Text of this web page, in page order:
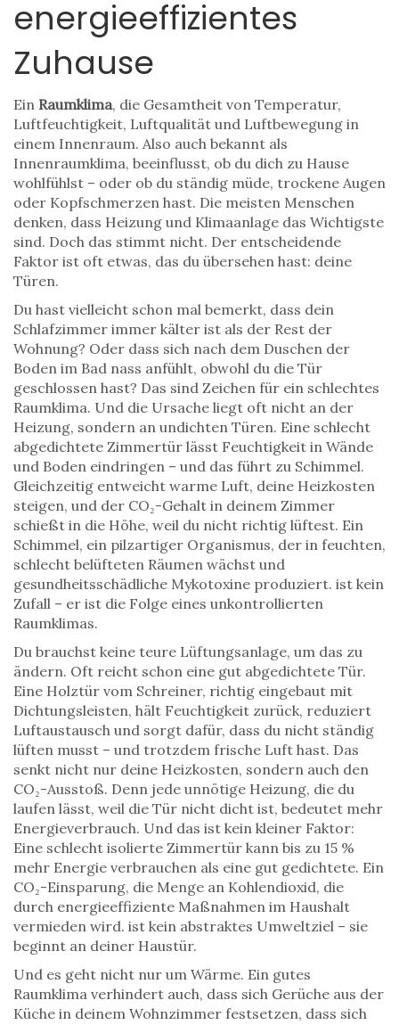
energieeffizientes
Zuhause
Ein Raumklima, die Gesamtheit von Temperatur,
Luftfeuchtigkeit, Luftqualität und Luftbewegung in
einem Innenraum. Also auch bekannt als
Innenraumklima, beeinflusst, ob du dich zu Hause
wohlfühlst – oder ob du ständig müde, trockene Augen
oder Kopfschmerzen hast. Die meisten Menschen
denken, dass Heizung und Klimaanlage das Wichtigste
sind. Doch das stimmt nicht. Der entscheidende
Faktor ist oft etwas, das du übersehen hast: deine
Türen.
Du hast vielleicht schon mal bemerkt, dass dein
Schlafzimmer immer kälter ist als der Rest der
Wohnung? Oder dass sich nach dem Duschen der
Boden im Bad nass anfühlt, obwohl du die Tür
geschlossen hast? Das sind Zeichen für ein schlechtes
Raumklima. Und die Ursache liegt oft nicht an der
Heizung, sondern an undichten Türen. Eine schlecht
abgedichtete Zimmertür lässt Feuchtigkeit in Wände
und Boden eindringen – und das führt zu Schimmel.
Gleichzeitig entweicht warme Luft, deine Heizkosten
steigen, und der CO₂-Gehalt in deinem Zimmer
schießt in die Höhe, weil du nicht richtig lüftest. Ein
Schimmel, ein pilzartiger Organismus, der in feuchten,
schlecht belüfteten Räumen wächst und
gesundheitsschädliche Mykotoxine produziert. ist kein
Zufall – er ist die Folge eines unkontrollierten
Raumklimas.
Du brauchst keine teure Lüftungsanlage, um das zu
ändern. Oft reicht schon eine gut abgedichtete Tür.
Eine Holztür vom Schreiner, richtig eingebaut mit
Dichtungsleisten, hält Feuchtigkeit zurück, reduziert
Luftaustausch und sorgt dafür, dass du nicht ständig
lüften musst – und trotzdem frische Luft hast. Das
senkt nicht nur deine Heizkosten, sondern auch den
CO₂-Ausstoß. Denn jede unnötige Heizung, die du
laufen lässt, weil die Tür nicht dicht ist, bedeutet mehr
Energieverbrauch. Und das ist kein kleiner Faktor:
Eine schlecht isolierte Zimmertür kann bis zu 15 %
mehr Energie verbrauchen als eine gut gedichtete. Ein
CO₂-Einsparung, die Menge an Kohlendioxid, die
durch energieeffiziente Maßnahmen im Haushalt
vermieden wird. ist kein abstraktes Umweltziel – sie
beginnt an deiner Haustür.
Und es geht nicht nur um Wärme. Ein gutes
Raumklima verhindert auch, dass sich Gerüche aus der
Küche in deinem Wohnzimmer festsetzen, dass sich